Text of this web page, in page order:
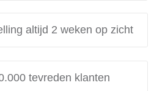
altijd 2 weken op zicht
tevreden klanten